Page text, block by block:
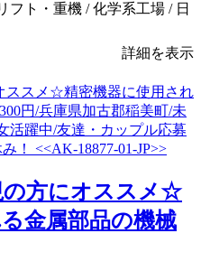
フト・重機 / 化学系工場 / 日
詳細を表示
の方にオススメ☆
金属部品の機械